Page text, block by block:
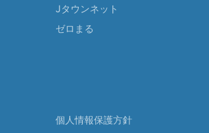
Jタウンネット
ゼロまる
個人情報保護方針